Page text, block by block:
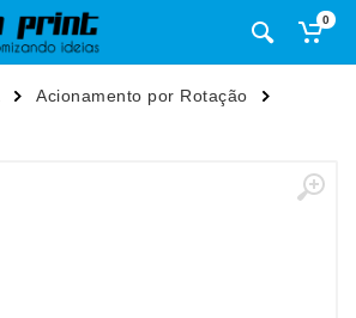
0
Acionamento por Rotação